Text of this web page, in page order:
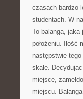
czasach bardzo
studentach. W
To balanga,
położeniu. Ilość
następstwie
skalę.
miejsce,
miejscu.